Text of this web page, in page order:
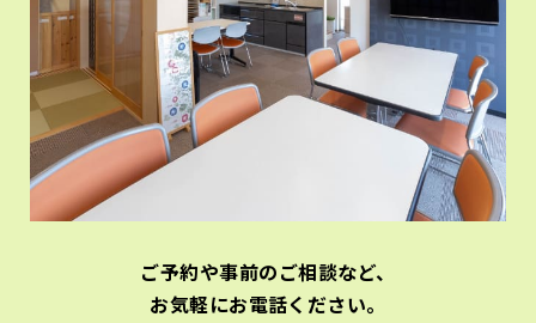
ご予約や事前のご相談など、
お気軽にお電話ください。